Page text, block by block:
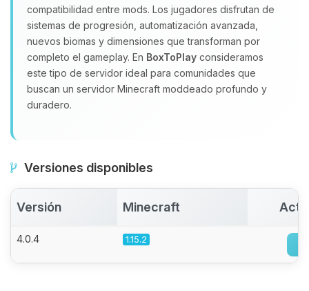
compatibilidad entre mods. Los jugadores disfrutan de
sistemas de progresión, automatización avanzada,
nuevos biomas y dimensiones que transforman por
completo el gameplay. En BoxToPlay consideramos
este tipo de servidor ideal para comunidades que
buscan un servidor Minecraft moddeado profundo y
duradero.
Versiones disponibles
Versión Minecraft
4.0.4 1.15.2
08/08/2026 06:08